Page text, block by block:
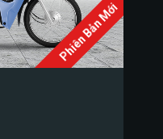
Phiên Bản Mới